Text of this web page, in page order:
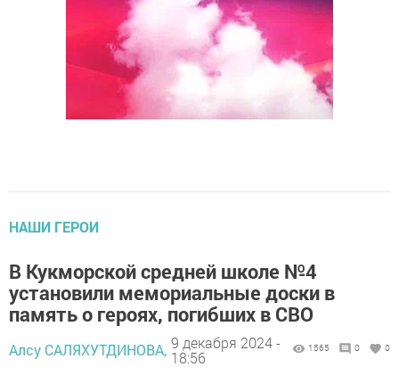
НАШИ ГЕРОИ
В Кукморской средней школе №4
установили мемориальные доски в
память о героях, погибших в СВО
Алсу САЛЯХУТДИНОВА, 9 декабря 2024 -
18:56
1565 0 0